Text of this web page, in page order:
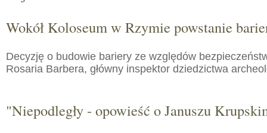
Wokół Koloseum w Rzymie powstanie
Decyzję o budowie bariery ze względów
Rosaria Barbera, główny inspektor dziedzictwa
"Niepodległy - opowieść o Januszu